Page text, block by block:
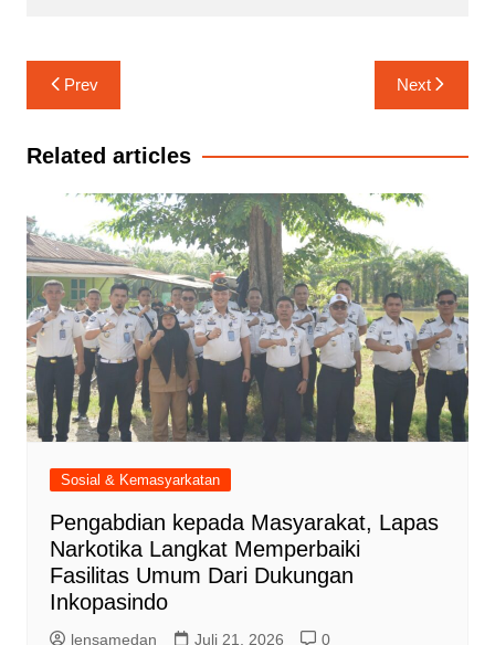
Navigasi
pos
Prev Next
Related articles
Sosial & Kemasyarkatan
Pengabdian kepada Masyarakat, Lapas
Narkotika Langkat Memperbaiki
Fasilitas Umum Dari Dukungan
Inkopasindo
lensamedan Juli 21, 2026 0